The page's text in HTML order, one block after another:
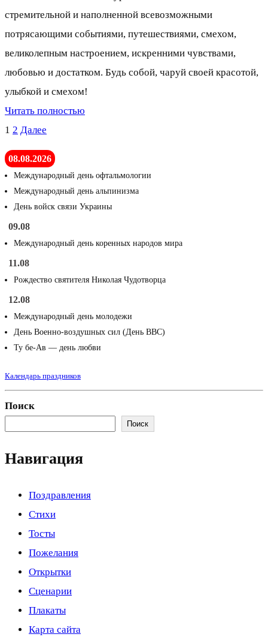
стремительной и наполненной всевозможными
потрясающими событиями, путешествиями, смехом,
великолепным настроением, искренними чувствами,
любовью и достатком. Будь собой, чаруй своей красотой,
улыбкой и смехом!
Читать полностью
Пагинация
записей
1 2 Далее
08.08.2026
Международный день офтальмологии
Международный день альпинизма
День войск связи Украины
09.08
Международный день коренных народов мира
11.08
Рождество святителя Николая Чудотворца
12.08
Международный день молодежи
День Военно-воздушных сил (День ВВС)
Ту бе-Ав — день любви
Календарь праздников
Поиск
Поиск
Навигация
Поздравления
Стихи
Тосты
Пожелания
Открытки
Сценарии
Плакаты
Карта сайта